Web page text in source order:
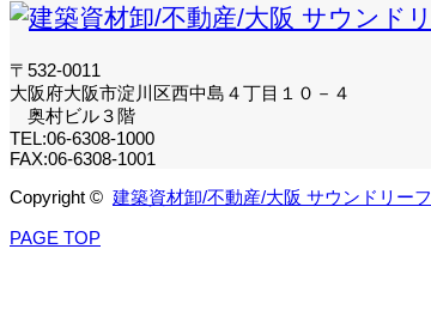
〒532-0011
大阪府大阪市淀川区西中島４丁目１０－４
奥村ビル３階
TEL:06-6308-1000
FAX:06-6308-1001
Copyright © 建築資材卸/不動産/大阪 サウンドリーフ
PAGE TOP